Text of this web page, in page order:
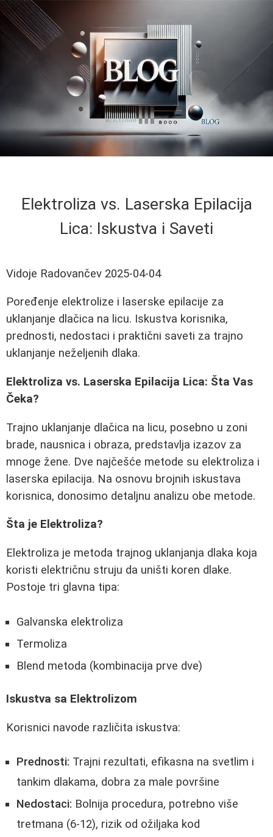
Elektroliza vs. Laserska Epilacija
Lica: Iskustva i Saveti
Vidoje Radovančev 2025-04-04
Poređenje elektrolize i laserske epilacije za
uklanjanje dlačica na licu. Iskustva korisnika,
prednosti, nedostaci i praktični saveti za trajno
uklanjanje neželjenih dlaka.
Elektroliza vs. Laserska Epilacija Lica: Šta Vas
Čeka?
Trajno uklanjanje dlačica na licu, posebno u zoni
brade, nausnica i obraza, predstavlja izazov za
mnoge žene. Dve najčešće metode su elektroliza i
laserska epilacija. Na osnovu brojnih iskustava
korisnica, donosimo detaljnu analizu obe metode.
Šta je Elektroliza?
Elektroliza je metoda trajnog uklanjanja dlaka koja
koristi električnu struju da uništi koren dlake.
Postoje tri glavna tipa:
Galvanska elektroliza
Termoliza
Blend metoda (kombinacija prve dve)
Iskustva sa Elektrolizom
Korisnici navode različita iskustva:
Prednosti: Trajni rezultati, efikasna na svetlim i
tankim dlakama, dobra za male površine
Nedostaci: Bolnija procedura, potrebno više
tretmana (6-12), rizik od ožiljaka kod